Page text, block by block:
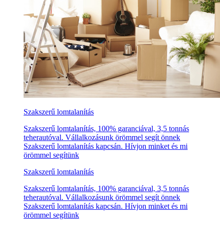
Szakszerű lomtalanítás
Szakszerű lomtalanítás, 100% garanciával, 3,5 tonnás
teherautóval. Vállalkozásunk örömmel segít önnek
Szakszerű lomtalanítás kapcsán. Hívjon minket és mi
örömmel segítünk
Szakszerű lomtalanítás
Szakszerű lomtalanítás, 100% garanciával, 3,5 tonnás
teherautóval. Vállalkozásunk örömmel segít önnek
Szakszerű lomtalanítás kapcsán. Hívjon minket és mi
örömmel segítünk